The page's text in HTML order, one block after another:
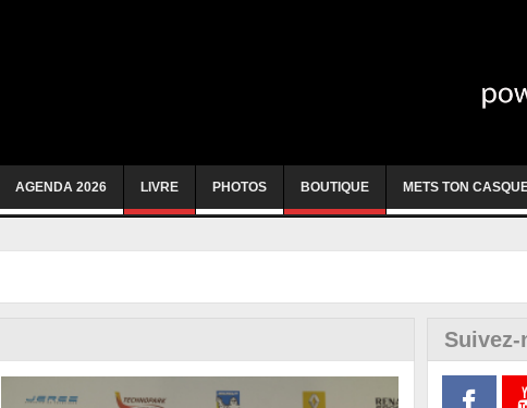
AGENDA 2026 LIVRE PHOTOS BOUTIQUE METS TON
Suivez-